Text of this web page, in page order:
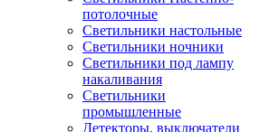
потолочные
Светильники настольные
Светильники ночники
Светильники под лампу
накаливания
Светильники
промышленные
Детекторы, выключатели